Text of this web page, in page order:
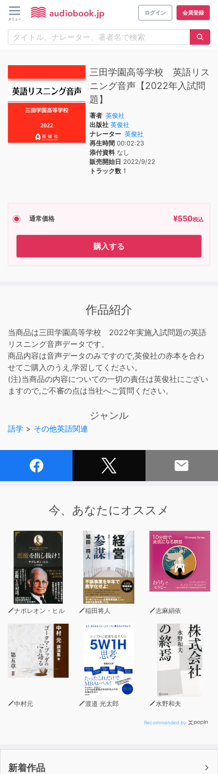
ログイン 会員登録
三田学園高等学校 英語リス
ニング音声【2022年入試問
題】
著者 英俊社
出版社 英俊社
ナレーター 英俊社
再生時間 00:02:23
添付資料なし
販売開始日 2022/9/22
トラック数 1
通常価格 ¥550税込
購入する
作品紹介
当商品は三田学園高等学校 2022年実施入試問題の英語
リスニング音声データです。
商品内容は音声データのみですので,英俊社の赤本を合わ
せてご購入のうえ,学習してください。
(注)当商品の内容についての一切の責任は英俊社にござい
ますので,ご不審の点は当社へご質問ください。
ジャンル
語学 > その他英語関連
今、あなたにオススメ
ナポレオン・ヒル 稲田将人 志麻絹依
中村元 渡邉 光太郎 水野和夫
Recommended by
新着作品